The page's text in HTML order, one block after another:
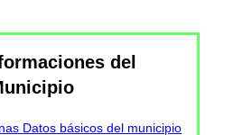
del
Datos básicos del municipio